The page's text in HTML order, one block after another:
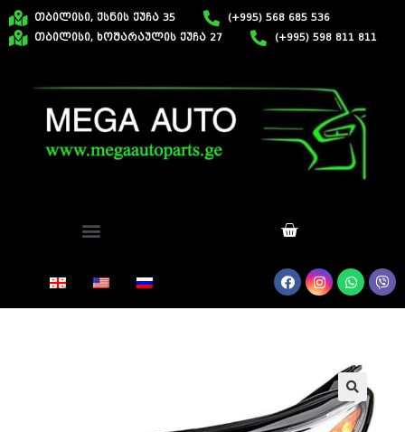
თბილისი, ქსნის ქუჩა 35
(+995) 568 685 536
თბილისი, ხოშარაულის ქუჩა 27
(+995) 598 811 811
🔍